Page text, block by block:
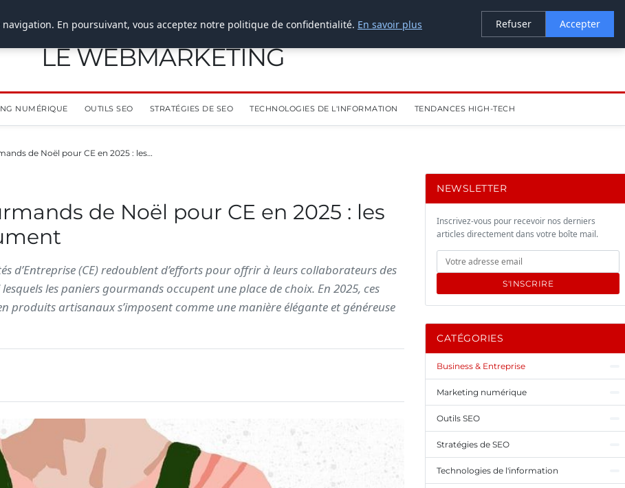
LE WEBMARKETING
NUMÉRIQUE OUTILS SEO STRATÉGIES DE SEO TECHNOLOGIES DE L'INFORMATION TENDANCES HIGH-TECH
de Noël pour CE en 2025 : les…
de Noël pour CE en 2025 : les
d’Entreprise (CE) redoublent d’efforts pour offrir à leurs collaborateurs des
les paniers gourmands occupent une place de choix. En 2025, ces
produits artisanaux s’imposent comme une manière élégante et généreuse
NEWSLETTER
Inscrivez-vous pour recevoir nos derniers
articles directement dans votre boîte mail.
S'INSCRIRE
CATÉGORIES
Business & Entreprise
Marketing numérique
Outils SEO
Stratégies de SEO
Technologies de l'information
En poursuivant, vous acceptez notre politique de confidentialité. En savoir plus Refuser Accepter